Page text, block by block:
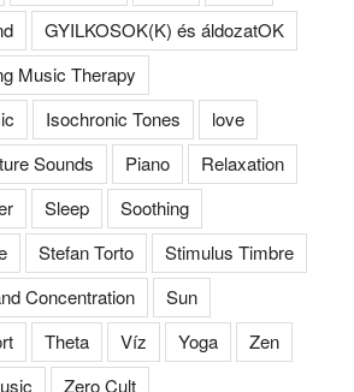
GYILKOSOK(K) és áldozatOK
Music Therapy
Isochronic Tones
love
Sounds Piano
Relaxation
Sleep
Soothing
Stefan Torto
Stimulus Timbre
Concentration
Sun
Theta Víz Yoga
Zen
Zero Cult